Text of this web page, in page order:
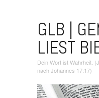
GLB |
LIEST
Dein Wort ist Wahrheit.
nach Johannes 17:17)